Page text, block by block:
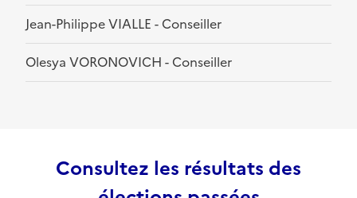
Jean-Philippe VIALLE - Conseiller
Olesya VORONOVICH - Conseiller
Consultez les résultats des